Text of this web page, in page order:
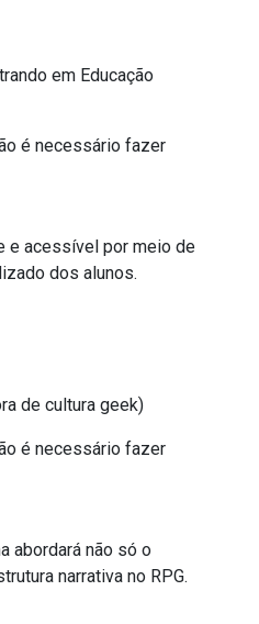
em Educação
é necessário fazer
e acessível por meio de
dos alunos.
de cultura geek)
é necessário fazer
abordará não só o
narrativa no RPG.